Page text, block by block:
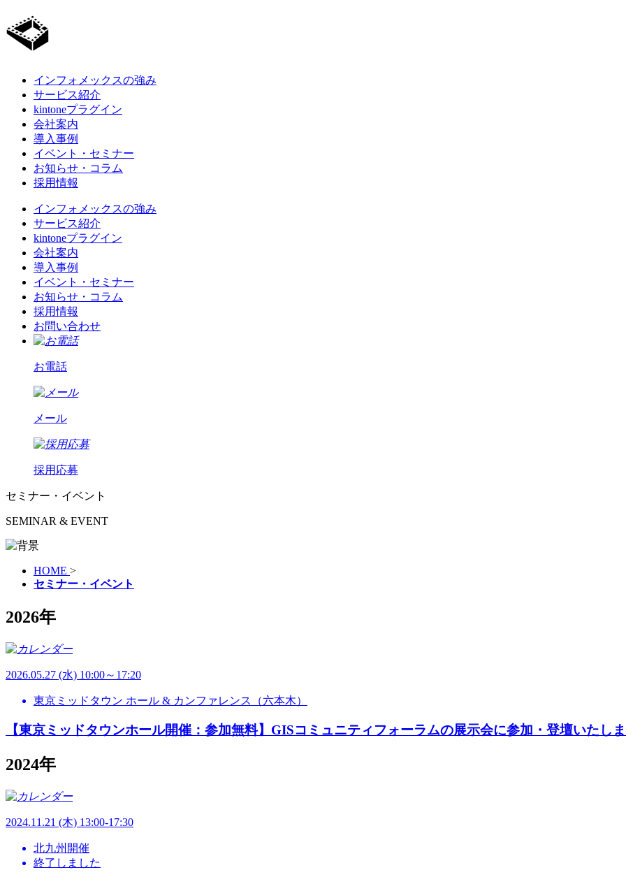
インフォメックスの強み
サービス紹介
kintoneプラグイン
会社案内
導入事例
イベント・セミナー
お知らせ・コラム
採用情報
インフォメックスの強み
サービス紹介
kintoneプラグイン
会社案内
導入事例
イベント・セミナー
お知らせ・コラム
採用情報
お問い合わせ
お電話
メール
採用応募
セミナー・イベント
SEMINAR & EVENT
HOME >
セミナー・イベント
2026年
2026.05.27 (水) 10:00～17:20
東京ミッドタウン ホール & カンファレンス（六本木）
【東京ミッドタウンホール開催：参加無料】GISコミュニティフォーラムの展示会に参加・登壇いたし
2024年
2024.11.21 (木) 13:00-17:30
北九州開催
終了しました